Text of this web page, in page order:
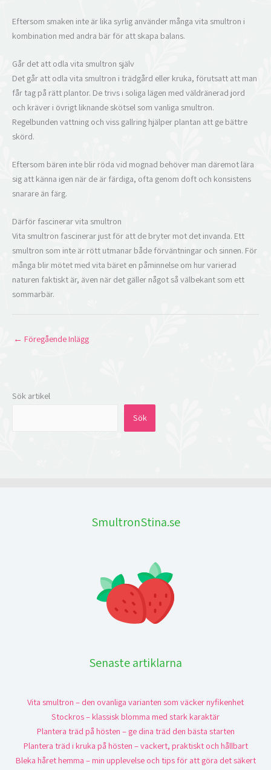
Eftersom smaken inte är lika syrlig använder många vita smultron i
kombination med andra bär för att skapa balans.
Går det att odla vita smultron själv
Det går att odla vita smultron i trädgård eller kruka, förutsatt att man
får tag på rätt plantor. De trivs i soliga lägen med väldränerad jord
och kräver i övrigt liknande skötsel som vanliga smultron.
Regelbunden vattning och viss gallring hjälper plantan att ge bättre
skörd.
Eftersom bären inte blir röda vid mognad behöver man däremot lära
sig att känna igen när de är färdiga, ofta genom doft och konsistens
snarare än färg.
Därför fascinerar vita smultron
Vita smultron fascinerar just för att de bryter mot det invanda. Ett
smultron som inte är rött utmanar både förväntningar och sinnen. För
många blir mötet med vita bäret en påminnelse om hur varierad
naturen faktiskt är, även när det gäller något så välbekant som ett
sommarbär.
← Föregående Inlägg
Sök artikel
Sök
SmultronStina.se
Senaste artiklarna
Vita smultron – den ovanliga varianten som väcker nyfikenhet
Stockros – klassisk blomma med stark karaktär
Plantera träd på hösten – ge dina träd den bästa starten
Plantera träd i kruka på hösten – vackert, praktiskt och hållbart
Bleka håret hemma – min upplevelse och tips för att göra det säkert